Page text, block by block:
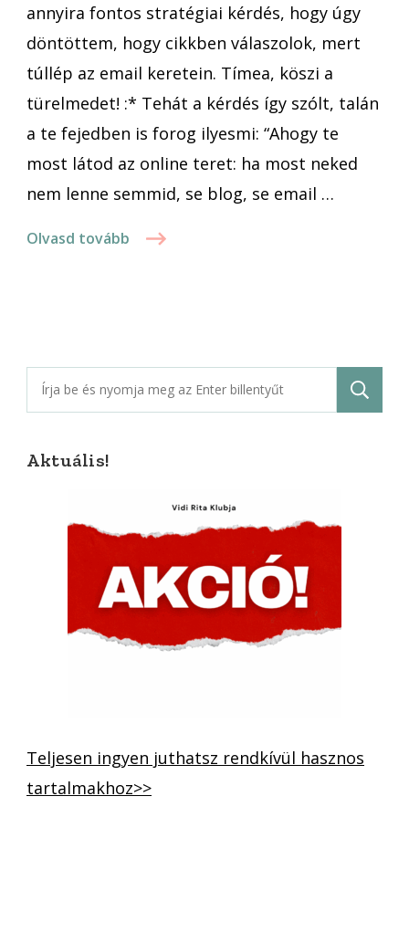
annyira fontos stratégiai kérdés, hogy úgy
döntöttem, hogy cikkben válaszolok, mert
túllép az email keretein. Tímea, köszi a
türelmedet! :* Tehát a kérdés így szólt, talán
a te fejedben is forog ilyesmi: “Ahogy te
most látod az online teret: ha most neked
nem lenne semmid, se blog, se email …
Olvasd tovább
Keresés:
Aktuális!
Teljesen ingyen juthatsz rendkívül hasznos
tartalmakhoz>>